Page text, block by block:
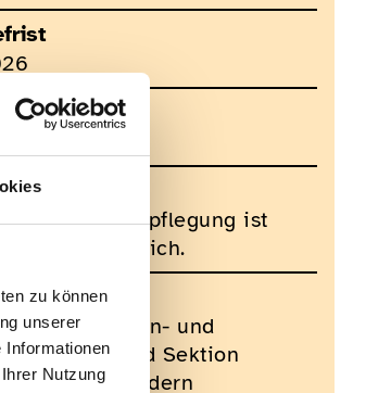
zu können
unserer
Informationen
Nutzung
und Verpflegung ist
verantwortlich.
Blinden- und
Sektion
AG wandern